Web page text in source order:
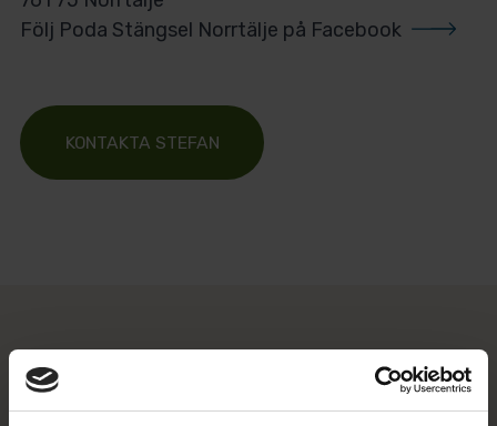
Följ Poda Stängsel Norrtälje på Facebook
KONTAKTA STEFAN
Varför välja Poda?